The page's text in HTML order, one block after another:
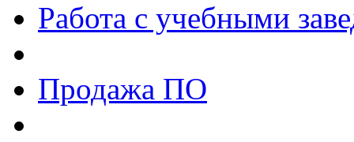
Работа с учебными
Продажа ПО